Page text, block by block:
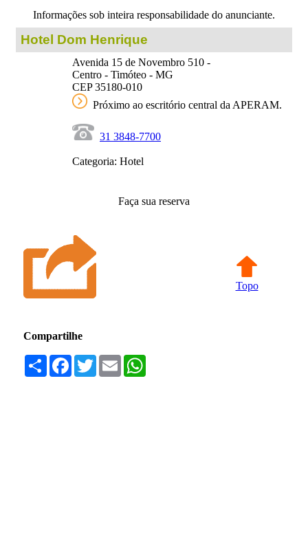
Informações sob inteira responsabilidade do anunciante.
Hotel Dom Henrique
Avenida 15 de Novembro 510 -
Centro - Timóteo - MG
CEP 35180-010
Próximo ao escritório central da APERAM.
31 3848-7700
Categoria: Hotel
Faça sua reserva
Topo
Compartilhe
Compartilhar
Facebook
TwitterEmail